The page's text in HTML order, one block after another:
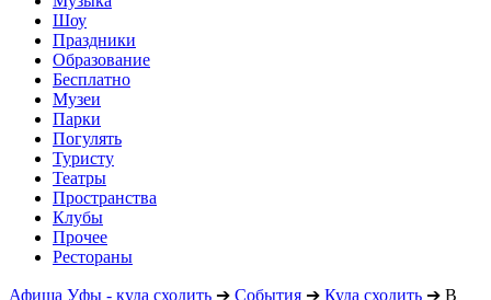
Шоу
Праздники
Образование
Бесплатно
Музеи
Парки
Погулять
Туристу
Театры
Пространства
Клубы
Прочее
Рестораны
Афиша Уфы - куда сходить ➔ События ➔ Куда сходить ➔ В